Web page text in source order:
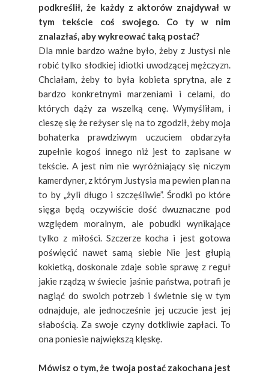
podkreślił, że każdy z aktorów znajdywał w
tym tekście coś swojego. Co ty w nim
znalazłaś, aby wykreować taką postać?
Dla mnie bardzo ważne było, żeby z Justysi nie
robić tylko słodkiej idiotki uwodzącej mężczyzn.
Chciałam, żeby to była kobieta sprytna, ale z
bardzo konkretnymi marzeniami i celami, do
których dąży za wszelką cenę. Wymyśliłam, i
cieszę się że reżyser się na to zgodził, żeby moja
bohaterka prawdziwym uczuciem obdarzyła
zupełnie kogoś innego niż jest to zapisane w
tekście. A jest nim nie wyróżniający się niczym
kamerdyner, z którym Justysia ma pewien plan na
to by „żyli długo i szczęśliwie”. Środki po które
sięga będą oczywiście dość dwuznaczne pod
względem moralnym, ale pobudki wynikające
tylko z miłości. Szczerze kocha i jest gotowa
poświęcić nawet samą siebie Nie jest głupią
kokietką, doskonale zdaje sobie sprawę z reguł
jakie rządzą w świecie jaśnie państwa, potrafi je
nagiąć do swoich potrzeb i świetnie się w tym
odnajduje, ale jednocześnie jej uczucie jest jej
słabością. Za swoje czyny dotkliwie zapłaci. To
ona poniesie największą klęskę.
Mówisz o tym, że twoja postać zakochana jest